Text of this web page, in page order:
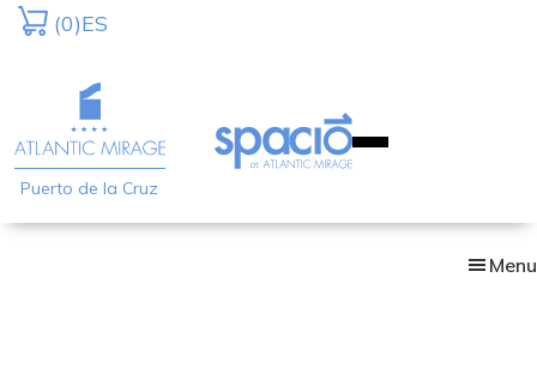
Skip
content
(0)ES
Puerto de la Cruz
Menu